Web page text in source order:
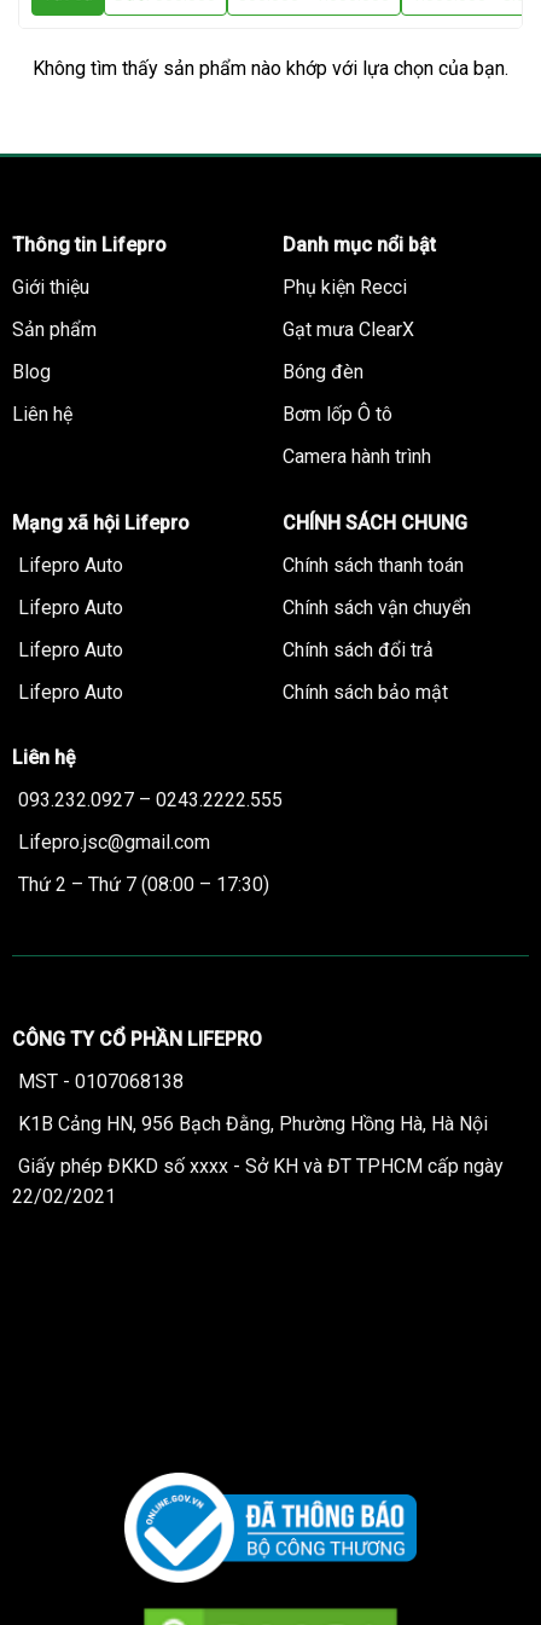
Không tìm thấy sản phẩm nào khớp với lựa chọn của bạn.
Thông tin Lifepro
Giới thiệu
Sản phẩm
Blog
Liên hệ
Danh mục nổi bật
Phụ kiện Recci
Gạt mưa ClearX
Bóng đèn
Bơm lốp Ô tô
Camera hành trình
Mạng xã hội Lifepro
Lifepro Auto
Lifepro Auto
Lifepro Auto
Lifepro Auto
CHÍNH SÁCH CHUNG
Chính sách thanh toán
Chính sách vận chuyển
Chính sách đổi trả
Chính sách bảo mật
Liên hệ
093.232.0927 – 0243.2222.555
Lifepro.jsc@gmail.com
Thứ 2 – Thứ 7 (08:00 – 17:30)
CÔNG TY CỔ PHẦN LIFEPRO
MST - 0107068138
K1B Cảng HN, 956 Bạch Đằng, Phường Hồng Hà, Hà Nội
Giấy phép ĐKKD số xxxx - Sở KH và ĐT TPHCM cấp ngày
22/02/2021